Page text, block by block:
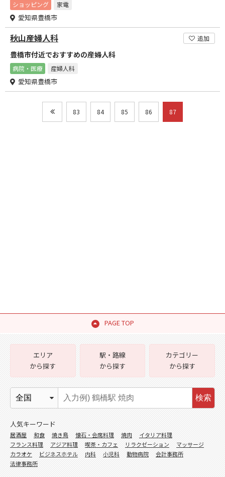
ショッピング 家電
愛知県豊橋市
秋山産婦人科 追加
豊橋市付近でおすすめの産婦人科
病院・医療 産婦人科
愛知県豊橋市
83 84 85 86 87
PAGE TOP
エリア
から探す
駅・路線
から探す
カテゴリー
から探す
検索
人気キーワード
居酒屋 和食 焼き鳥 懐石・会席料理 焼肉
イタリア料理
フランス料理
アジア料理 喫茶・カフェ リラクゼーション
マッサージ
カラオケ
ビジネスホテル 内科 小児科 動物病院
会計事務所
法律事務所